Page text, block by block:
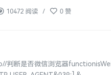
10472 阅读 / 0 赞
判断是否微信浏览器